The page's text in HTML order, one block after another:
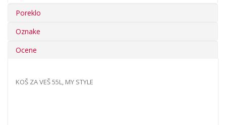
Poreklo
Oznake
Ocene
KOŠ ZA VEŠ 55L, MY STYLE